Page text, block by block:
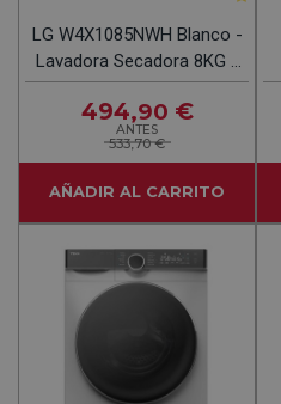
LG W4X1085NWH Blanco -
Lavadora Secadora 8KG /
5KG 1400RPM
494,90 €
ANTES
533,70 €
AÑADIR AL CARRITO